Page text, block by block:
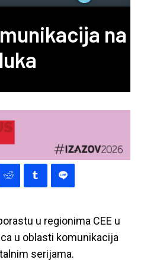
na
u regionima CEE u
u oblasti komunikacija
serijama.